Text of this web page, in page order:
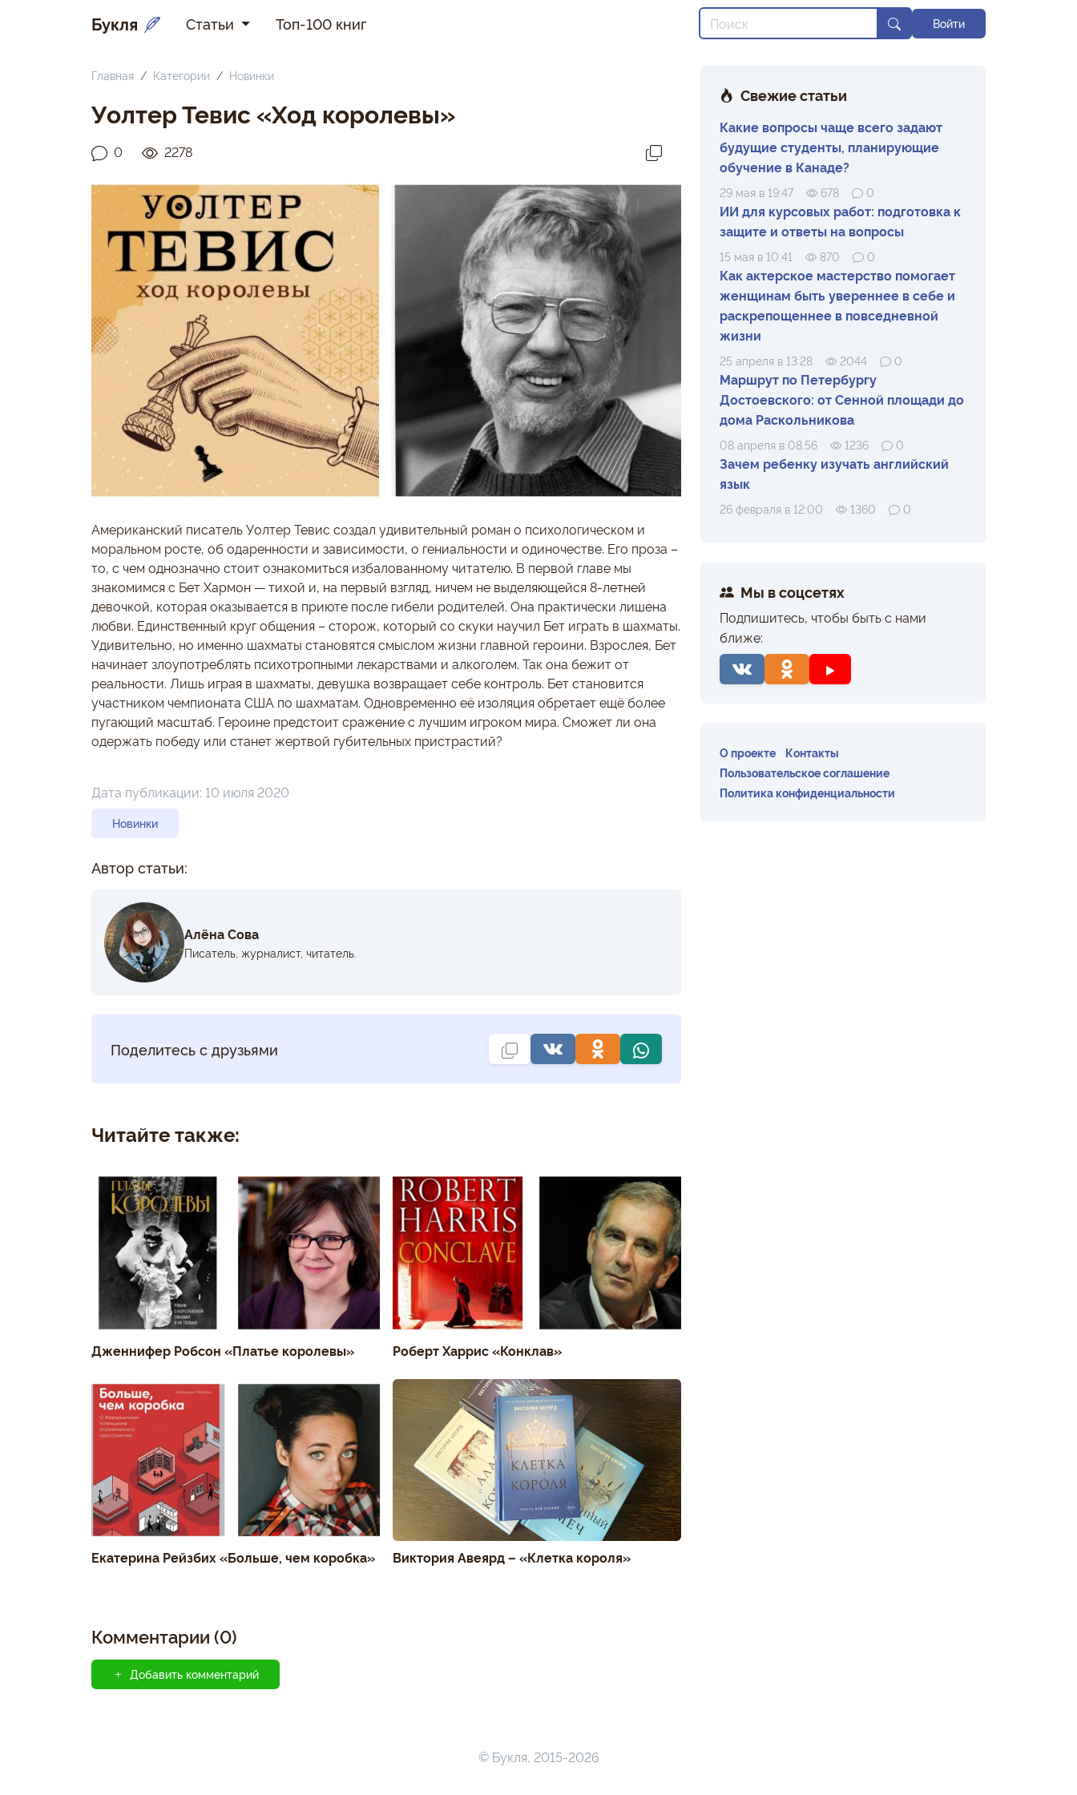
Букля Статьи Топ-100 книг Войти
Главная Категории Новинки
Уолтер Тевис «Ход королевы»
0 2278
Американский писатель Уолтер Тевис создал удивительный роман о психологическом и
моральном росте, об одаренности и зависимости, о гениальности и одиночестве. Его проза –
то, с чем однозначно стоит ознакомиться избалованному читателю. В первой главе мы
знакомимся с Бет Хармон — тихой и, на первый взгляд, ничем не выделяющейся 8-летней
девочкой, которая оказывается в приюте после гибели родителей. Она практически лишена
любви. Единственный круг общения – сторож, который со скуки научил Бет играть в шахматы.
Удивительно, но именно шахматы становятся смыслом жизни главной героини. Взрослея, Бет
начинает злоупотреблять психотропными лекарствами и алкоголем. Так она бежит от
реальности. Лишь играя в шахматы, девушка возвращает себе контроль. Бет становится
участником чемпионата США по шахматам. Одновременно её изоляция обретает ещё более
пугающий масштаб. Героине предстоит сражение с лучшим игроком мира. Сможет ли она
одержать победу или станет жертвой губительных пристрастий?
Дата публикации: 10 июля 2020
Новинки
Автор статьи:
Алёна Сова
Писатель, журналист, читатель.
Поделитесь с друзьями
Читайте также:
Дженнифер Робсон «Платье королевы» Роберт Харрис «Конклав»
Екатерина Рейзбих «Больше, чем коробка» Виктория Авеярд – «Клетка короля»
Комментарии (0)
Добавить комментарий
Свежие статьи
Какие вопросы чаще всего задают
будущие студенты, планирующие
обучение в Канаде?
29 мая в 19:47 678 0
ИИ для курсовых работ: подготовка к
защите и ответы на вопросы
15 мая в 10:41 870 0
Как актерское мастерство помогает
женщинам быть увереннее в себе и
раскрепощеннее в повседневной
жизни
25 апреля в 13:28 2044 0
Маршрут по Петербургу
Достоевского: от Сенной площади до
дома Раскольникова
08 апреля в 08:56 1236 0
Зачем ребенку изучать английский
язык
26 февраля в 12:00 1360 0
Мы в соцсетях
Подпишитесь, чтобы быть с нами
ближе:
О проекте
Контакты
Пользовательское соглашение
Политика конфиденциальности
© Букля, 2015-2026